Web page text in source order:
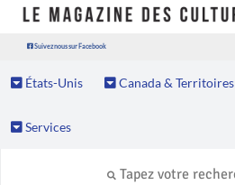
Suivez nous sur Facebook
États-Unis Canada & Territoires
Services